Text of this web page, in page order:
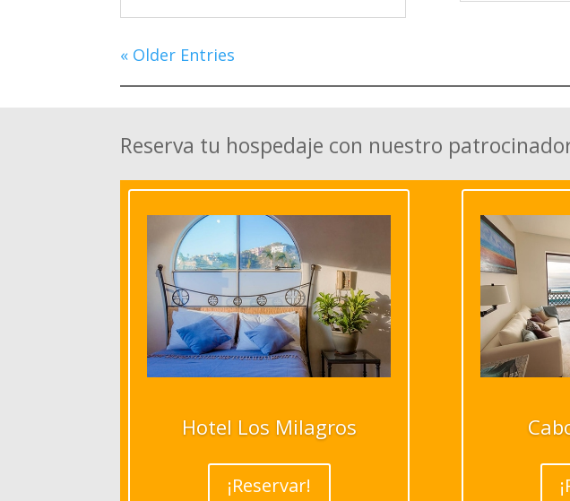
« Older Entries
Reserva tu hospedaje con nuestro
Hotel Los Milagros
¡Reservar!